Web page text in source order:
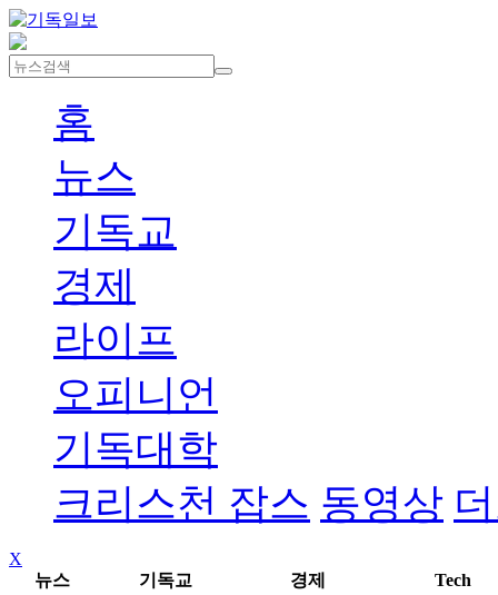
홈
뉴스
기독교
경제
라이프
오피니언
기독대학
크리스천 잡스 동영상
X
뉴스
기독교 경제 Tech